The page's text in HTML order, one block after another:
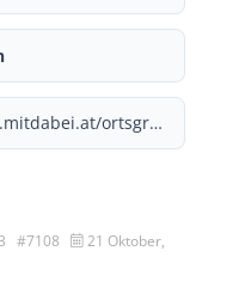
sulz-rothis-viktorsberg
#7108
21 Oktober,